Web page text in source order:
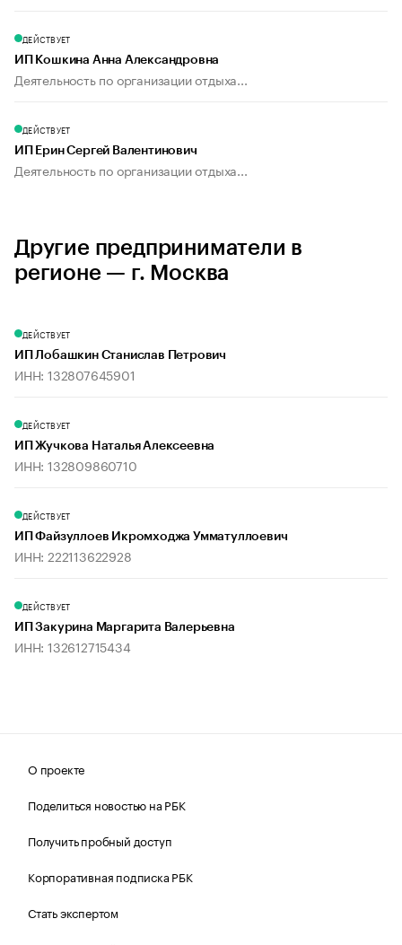
ДЕЙСТВУЕТ
ИП Кошкина Анна Александровна
Деятельность по организации отдыха...
ДЕЙСТВУЕТ
ИП Ерин Сергей Валентинович
Деятельность по организации отдыха...
Другие предприниматели в
регионе — г. Москва
ДЕЙСТВУЕТ
ИП Лобашкин Станислав Петрович
ИНН: 132807645901
ДЕЙСТВУЕТ
ИП Жучкова Наталья Алексеевна
ИНН: 132809860710
ДЕЙСТВУЕТ
ИП Файзуллоев Икромходжа Умматуллоевич
ИНН: 222113622928
ДЕЙСТВУЕТ
ИП Закурина Маргарита Валерьевна
ИНН: 132612715434
О проекте
Поделиться новостью на РБК
Получить пробный доступ
Корпоративная подписка РБК
Стать экспертом